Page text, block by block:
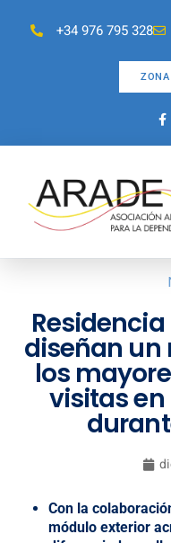
+34 976 795 328
Residencia
diseñan un
los
visitas
Con la
módulo exterior